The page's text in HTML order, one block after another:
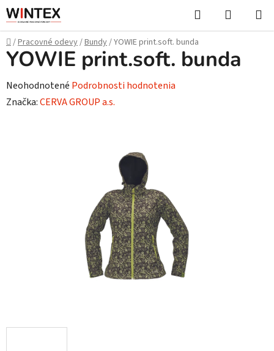
Prejsť
na
obsah
Hľadať
KOŠÍK
Domov
/Pracovné odevy/Bundy/YOWIE print.soft. bunda
YOWIE print.soft. bunda
Priemerné
hodnotenie
Neohodnotené Podrobnosti hodnotenia
Značka:CERVA GROUP a.s.